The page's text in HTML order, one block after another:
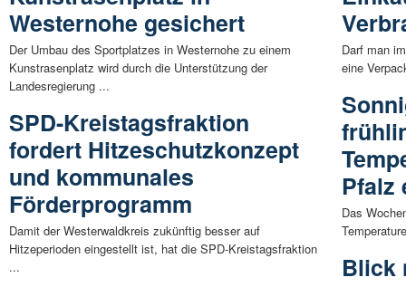
Westernohe gesichert
Der Umbau des Sportplatzes in Westernohe zu einem
Kunstrasenplatz wird durch die Unterstützung der
Landesregierung ...
SPD-Kreistagsfraktion
fordert Hitzeschutzkonzept
und kommunales
Förderprogramm
Damit der Westerwaldkreis zukünftig besser auf
Hitzeperioden eingestellt ist, hat die SPD-Kreistagsfraktion
...
Darf man
eine
Pfalz
Das
Blick